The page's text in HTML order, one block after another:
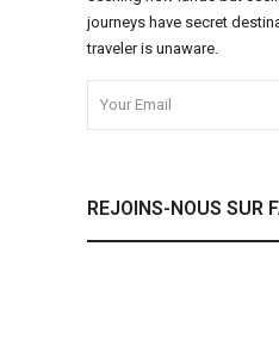
journeys have secret
traveler is unaware.
REJOINS-NOUS SUR